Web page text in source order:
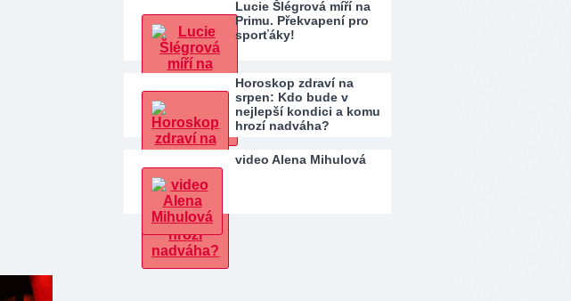
Lucie Šlégrová míří na
Primu. Překvapení pro
sporťáky!
Horoskop zdraví na
srpen: Kdo bude v
nejlepší kondici a komu
hrozí nadváha?
video Alena Mihulová